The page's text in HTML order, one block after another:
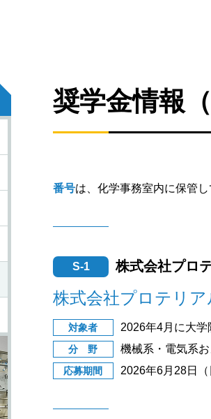
奨学金情報（
番号は、化学事務室内に保管
S-1 株式会社プロ
株式会社プロテリア
対象者 2026年4月に大
分 野 機械系・電気系
応募期間 2026年6月28日（